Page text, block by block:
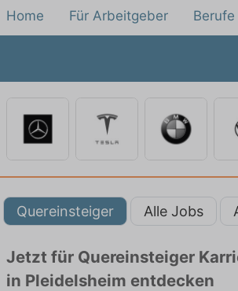
Home Für Arbeitgeber Berufe
Quereinsteiger Alle Jobs
Jetzt für Quereinsteiger
in Pleidelsheim entdecken